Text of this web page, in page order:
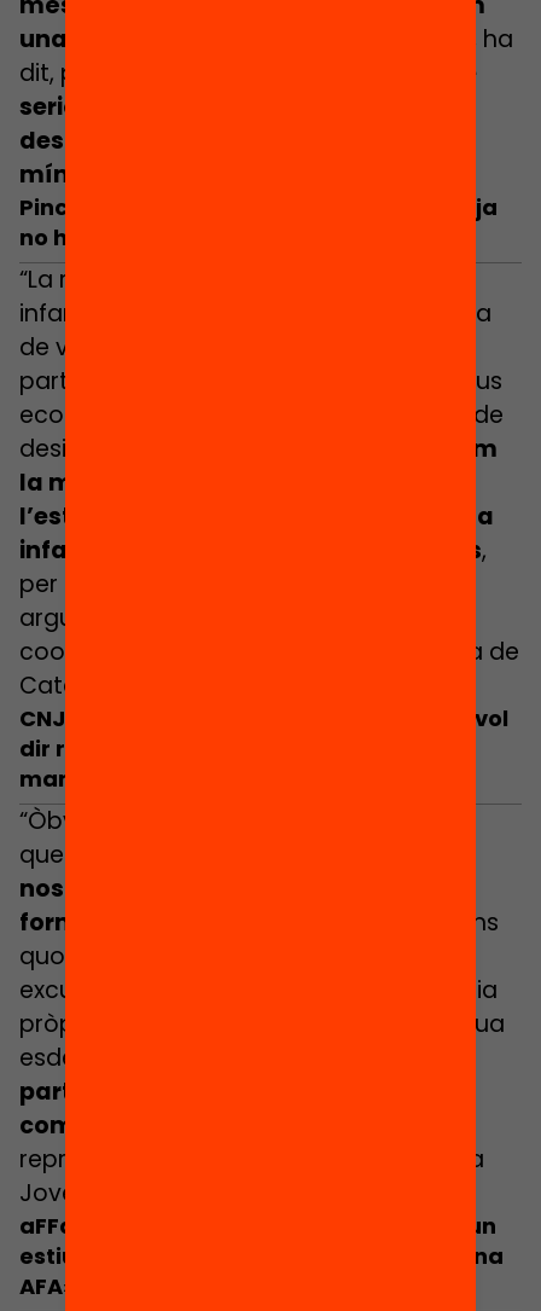
una resposta clara de la Generalitat
”, ha
dit, perquè “
un país que es vol prendre
seriosament l’educació no pot
desatendre aquesta demanda de
mínims
Pincat: «La realitat és contundent i avui ja
no hi ha excuses»
“La realitat és contundent, 1 de cada 3
infants no es pot permetre una setmana
de vacances i 4 de cada 10 no poden
participar en activitats d’estiu per motius
econòmics. L’estiu no pot ser un factor de
desigualtat.
Avui no hi ha excuses tenim
la moció del Parlament, tenim
l’estratègia de lluita contra la pobresa
infantil, tenim pressupostos aprovats,
per tant, ja no hi ha excuses” ha
argumentat José Antonio Ruiz,
coordinador de la Plataforma d’Infància de
Catalunya (PINCat).
CNJC: «El lleure educatiu d’estiu també vol
dir reforçar l’ús social del català de
manera natural»
“Òbviament, no podem oblidar el repte
que és
nostra llengua, el català, i fer-ho de
forma natural
perquè és en les relacions
quotidianes, en el joc, les cançons, les
excursions, les danses, i en la convivència
pròpia d’aquestes activitats, on la llengua
esdevé
participació i de construcció de
comunitat
representació del Consell Nacional de la
Joventut de Catalunya.
aFFaC: “No podem deixar que el dret a un
estiu educatiu depengui de la força d’una
AFA»